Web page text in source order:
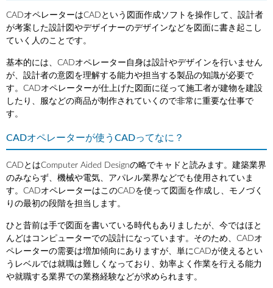
CADオペレーターはCADという図面作成ソフトを操作して、設計者
が考案した設計図やデザイナーのデザインなどを図面に書き起こし
ていく人のことです。
基本的には、CADオペレーター自身は設計やデザインを行いません
が、設計者の意図を理解する能力や担当する製品の知識が必要で
す。CADオペレーターが仕上げた図面に従って施工者が建物を建設
したり、服などの商品が制作されていくので非常に重要な仕事で
す。
CADオペレーターが使うCADってなに？
CADとはComputer Aided Designの略でキャドと読みます。建築業界
のみならず、機械や電気、アパレル業界などでも使用されていま
す。CADオペレーターはこのCADを使って図面を作成し、モノづく
りの最初の段階を担当します。
ひと昔前は手で図面を書いている時代もありましたが、今ではほと
んどはコンピューターでの設計になっています。そのため、CADオ
ペレーターの需要は増加傾向にありますが、単にCADが使えるとい
うレベルでは就職は難しくなっており、効率よく作業を行える能力
や就職する業界での業務経験などが求められます。